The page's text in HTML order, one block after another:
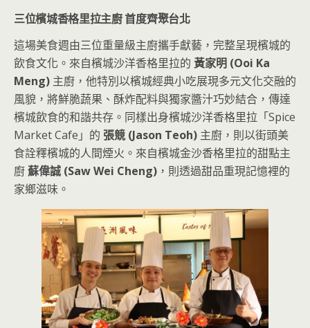
三位檳城香格里拉主廚 首度齊聚台北
這場美食週由三位重量級主廚攜手獻藝，完整呈現檳城的
飲食文化。來自檳城沙洋香格里拉的 黃家明 (Ooi Ka
Meng) 主廚，他特別以檳城經典小吃展現多元文化交融的
風貌，將鮮脆蔬果、酥炸配料與獨家醬汁巧妙結合，傳達
檳城飲食的和諧共存。同樣出身檳城沙洋香格里拉「Spice
Market Cafe」的 張競 (Jason Teoh) 主廚，則以街頭美
食詮釋檳城的人間煙火。來自檳城金沙香格里拉的甜點主
廚蘇偉誠 (Saw Wei Cheng) ，則透過甜品重現記憶裡的
家鄉滋味。